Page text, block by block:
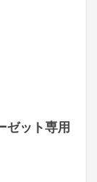
ゼット専用